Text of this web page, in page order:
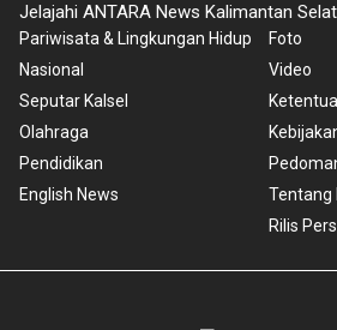
Jelajahi ANTARA News Kalimantan
Pariwisata & Lingkungan Hidup
Nasional
Seputar Kalsel
Olahraga
Pendidikan
English News
Foto
Video
Tentang
Rilis Pers